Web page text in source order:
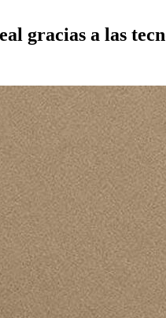
gracias a las